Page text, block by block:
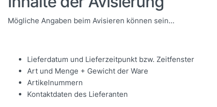
Mögliche Angaben beim Avisieren können sein…
Lieferdatum und Lieferzeitpunkt bzw. Zeitfenster
Art und Menge + Gewicht der Ware
Artikelnummern
Kontaktdaten des Lieferanten